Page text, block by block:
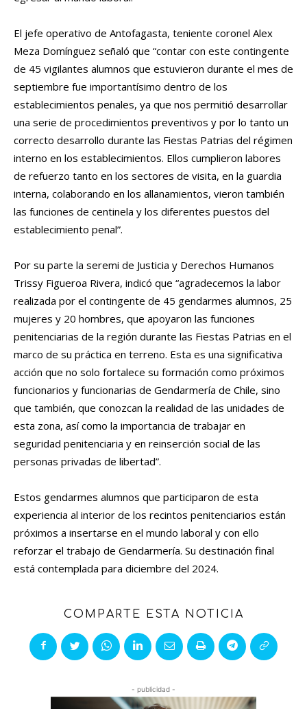
El jefe operativo de Antofagasta, teniente coronel Alex
Meza Domínguez señaló que “contar con este contingente
de 45 vigilantes alumnos que estuvieron durante el mes de
septiembre fue importantísimo dentro de los
establecimientos penales, ya que nos permitió desarrollar
una serie de procedimientos preventivos y por lo tanto un
correcto desarrollo durante las Fiestas Patrias del régimen
interno en los establecimientos. Ellos cumplieron labores
de refuerzo tanto en los sectores de visita, en la guardia
interna, colaborando en los allanamientos, vieron también
las funciones de centinela y los diferentes puestos del
establecimiento penal”.
Por su parte la seremi de Justicia y Derechos Humanos
Trissy Figueroa Rivera, indicó que “agradecemos la labor
realizada por el contingente de 45 gendarmes alumnos, 25
mujeres y 20 hombres, que apoyaron las funciones
penitenciarias de la región durante las Fiestas Patrias en el
marco de su práctica en terreno. Esta es una significativa
acción que no solo fortalece su formación como próximos
funcionarios y funcionarias de Gendarmería de Chile, sino
que también, que conozcan la realidad de las unidades de
esta zona, así como la importancia de trabajar en
seguridad penitenciaria y en reinserción social de las
personas privadas de libertad”.
Estos gendarmes alumnos que participaron de esta
experiencia al interior de los recintos penitenciarios están
próximos a insertarse en el mundo laboral y con ello
reforzar el trabajo de Gendarmería. Su destinación final
está contemplada para diciembre del 2024.
COMPARTE ESTA NOTICIA
- publicidad -